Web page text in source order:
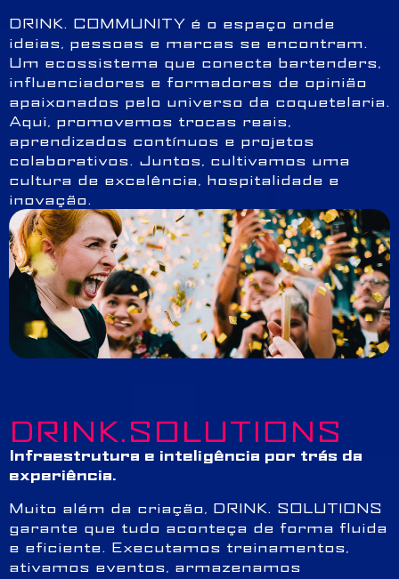
DRINK. COMMUNITY é o espaço onde
ideias, pessoas e marcas se encontram.
Um ecossistema que conecta bartenders,
influenciadores e formadores de opinião
apaixonados pelo universo da coquetelaria.
Aqui, promovemos trocas reais,
aprendizados contínuos e projetos
colaborativos. Juntos, cultivamos uma
cultura de excelência, hospitalidade e
inovação.
DRINK.SOLUTIONS
Infraestrutura e inteligência por trás da
experiência.
Muito além da criação, DRINK. SOLUTIONS
garante que tudo aconteça de forma fluida
e eficiente. Executamos treinamentos,
ativamos eventos, armazenamos